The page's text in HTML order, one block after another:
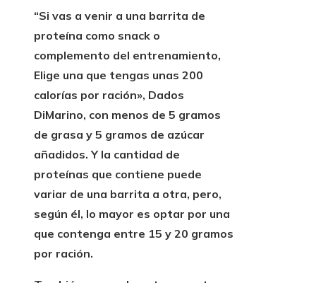
“Si vas a venir a una barrita de
proteína como snack o
complemento del entrenamiento,
Elige una que tengas unas 200
calorías por ración», Dados
DiMarino, con menos de 5 gramos
de grasa y 5 gramos de azúcar
añadidos. Y la cantidad de
proteínas que contiene puede
variar de una barrita a otra, pero,
según él, lo mayor es optar por una
que contenga entre 15 y 20 gramos
por ración.